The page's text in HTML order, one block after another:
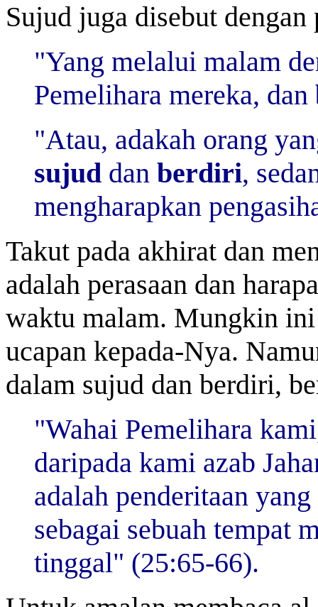
Sujud juga disebut
"Yang melalui malam
Pemelihara mereka, dan
"Atau, adakah orang
sujud dan berdiri,
mengharapkan
Takut pada akhirat dan
adalah perasaan dan
waktu malam. Mungkin
ucapan kepada-Nya.
dalam sujud dan berdiri,
"Wahai Pemelihara
daripada kami azab
adalah penderitaan
sebagai sebuah tempat
tinggal" (25:65-66).